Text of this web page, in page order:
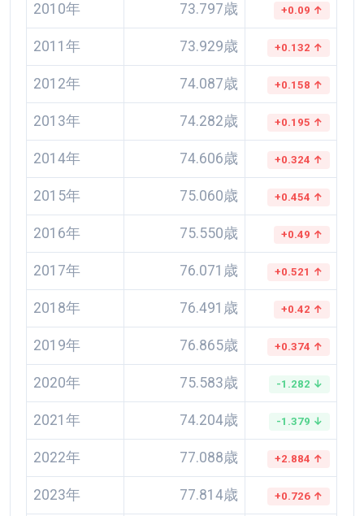
2010年 73.797歳 +0.09 ↑
2011年 73.929歳 +0.132 ↑
2012年 74.087歳 +0.158 ↑
2013年 74.282歳 +0.195 ↑
2014年 74.606歳 +0.324 ↑
2015年 75.060歳 +0.454 ↑
2016年 75.550歳 +0.49 ↑
2017年 76.071歳 +0.521 ↑
2018年 76.491歳 +0.42 ↑
2019年 76.865歳 +0.374 ↑
2020年 75.583歳 -1.282 ↓
2021年 74.204歳 -1.379 ↓
2022年 77.088歳 +2.884 ↑
2023年 77.814歳 +0.726 ↑